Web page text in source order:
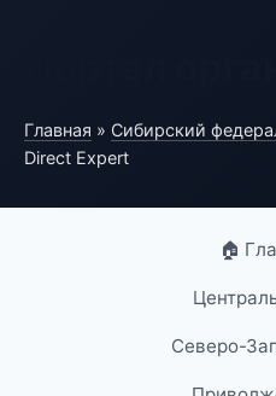
Главная » Сибирский
Direct Expert
🏠
Северо-